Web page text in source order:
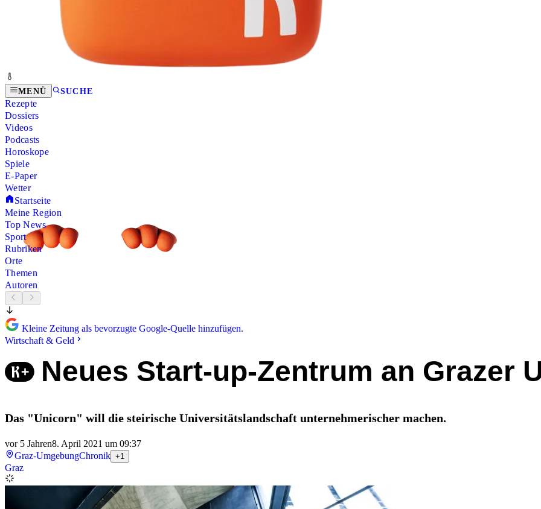
MENÜ SUCHE
Rezepte
Dossiers
Videos
Podcasts
Horoskope
Spiele
E-Paper
Wetter
Startseite
Meine Region
Top News
Sport
Rubriken
Orte
Themen
Autoren
Kleine Zeitung als bevorzugte Google-Quelle hinzufügen.
Wirtschaft & Geld
Neues Start-up-Zentrum an Grazer
Das "Unicorn" will die steirische Universitätslandschaft unternehmerischer machen.
vor 5 Jahren8. April 2021 um 09:37
Graz-UmgebungChronik +1
Graz